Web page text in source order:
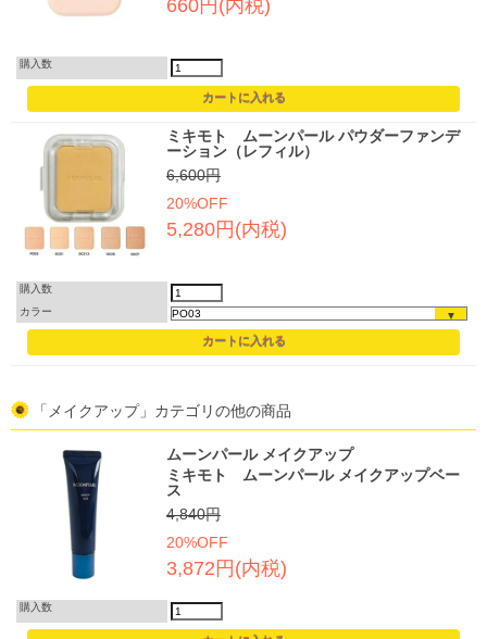
660円(内税)
購入数
ミキモト ムーンパール パウダーファンデ
ーション（レフィル）
6,600円
20%OFF
5,280円(内税)
購入数
カラー
「メイクアップ」カテゴリの他の商品
ムーンパール メイクアップ
ミキモト ムーンパール メイクアップベー
ス
4,840円
20%OFF
3,872円(内税)
購入数